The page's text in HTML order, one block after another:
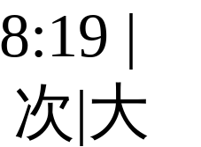
|
次|大